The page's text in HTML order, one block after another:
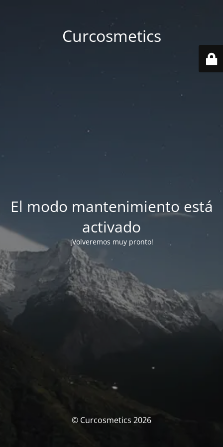
Curcosmetics
El modo mantenimiento está
activado
¡Volveremos muy pronto!
© Curcosmetics 2026